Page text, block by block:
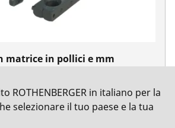
matrice in pollici e mm
ROTHENBERGER in italiano per la
selezionare il tuo paese e la tua